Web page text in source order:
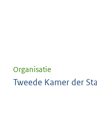
Organisatie
Tweede Kamer der